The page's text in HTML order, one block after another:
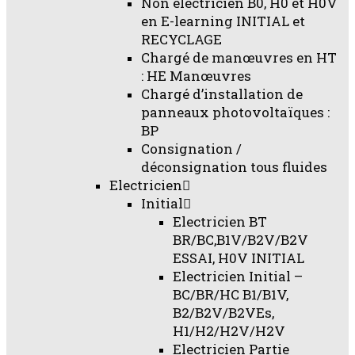
en E-learning INITIAL et
RECYCLAGE
Chargé de manœuvres en HT
: HE Manœuvres
Chargé d’installation de
panneaux photovoltaïques :
BP
Consignation /
déconsignation tous fluides
Electricien
Initial
Electricien BT
BR/BC,B1V/B2V/B2V
ESSAI, H0V INITIAL
Electricien Initial –
BC/BR/HC B1/B1V,
B2/B2V/B2VEs,
H1/H2/H2V/H2V
Electricien Partie